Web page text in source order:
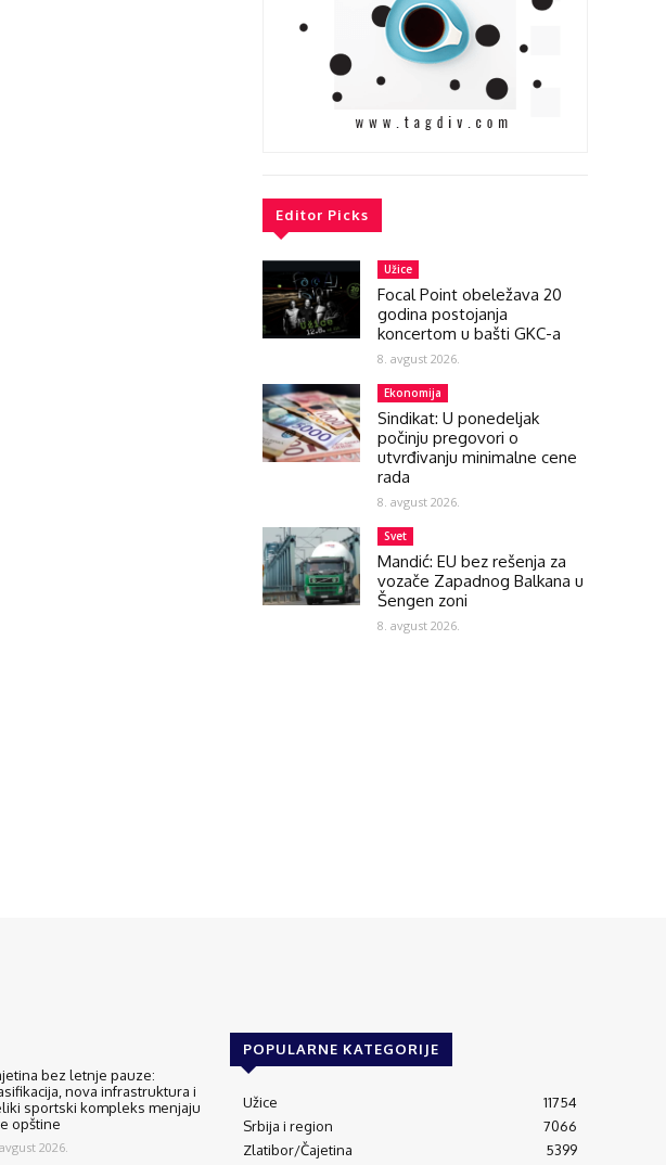
Editor Picks
Užice
Focal Point obeležava 20
godina postojanja
koncertom u bašti GKC-a
8. avgust 2026.
Ekonomija
Sindikat: U ponedeljak
počinju pregovori o
utvrđivanju minimalne cene
rada
8. avgust 2026.
Svet
Mandić: EU bez rešenja za
vozače Zapadnog Balkana u
Šengen zoni
8. avgust 2026.
bez letnje pauze:
nova infrastruktura i
sportski kompleks menjaju
opštine
2026.
POPULARNE KATEGORIJE
Užice
11754
Srbija i region
7066
Zlatibor/Čajetina
5399